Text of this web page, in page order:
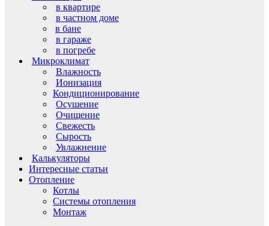
в квартире
в частном доме
в бане
в гараже
в погребе
Микроклимат
Влажность
Ионизация
Кондиционирование
Осушение
Очищение
Свежесть
Сырость
Увлажнение
Калькуляторы
Интересные статьи
Отопление
Котлы
Системы отопления
Монтаж